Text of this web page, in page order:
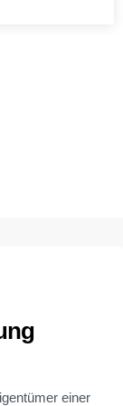
einer